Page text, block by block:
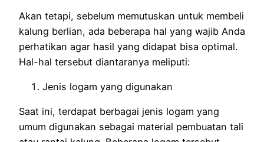
Akan tetapi, sebelum memutuskan untuk membeli
kalung berlian, ada beberapa hal yang wajib Anda
perhatikan agar hasil yang didapat bisa optimal.
Hal-hal tersebut diantaranya meliputi:
Jenis logam yang digunakan
Saat ini, terdapat berbagai jenis logam yang
umum digunakan sebagai material pembuatan tali